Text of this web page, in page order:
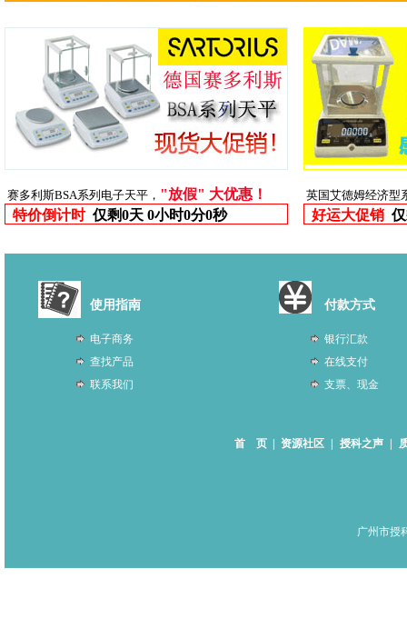
赛多利斯BSA系列电子天平， "放假" 大优惠！
特价倒计时 仅剩0天 0小时0分0秒
英国艾德姆经济型
好运大促销
使用指南
电子商务
查找产品
联系我们
付款方式
银行汇款
在线支付
支票、现金
首 页 资源社区 授科之声
广州市授